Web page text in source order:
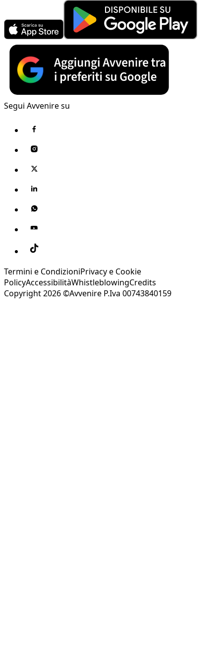
Segui Avvenire su
Termini e CondizioniPrivacy e Cookie
PolicyAccessibilitàWhistleblowingCredits
Copyright 2026 ©Avvenire P.Iva 00743840159